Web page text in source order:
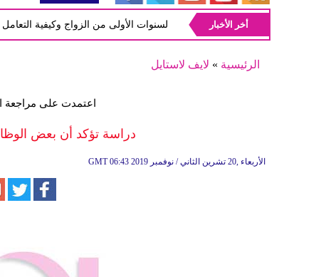
أبرز المشاكل شيوعاً في السنوات الأولى من الزواج وكيفية التعامل معها
أخر الأخبار
الرئيسية » لايف لاستايل
اعتمدت على مراجعة
دراسة تؤكد أن بعض
GMT 06:43 2019 الأربعاء ,20 تشرين الثاني / نوفمبر